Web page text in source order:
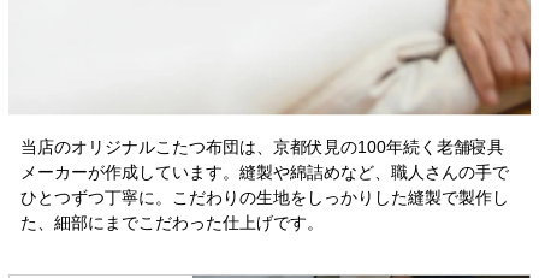
当店のオリジナルこたつ布団は、京都伏見の100年続く老舗寝具
メーカーが作成しています。縫製や綿詰めなど、職人さんの手で
ひとつずつ丁寧に。こだわりの生地をしっかりした縫製で製作し
た、細部にまでこだわった仕上げです。